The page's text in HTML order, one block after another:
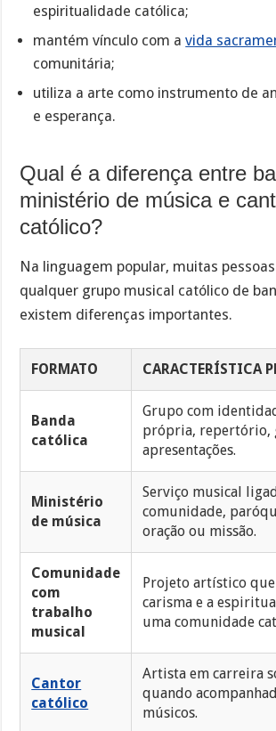
espiritualidade católica;
mantém vínculo com avida
comunitária;
utiliza a arte como instrumento de
e esperança.
Qual é a diferença entre
ministério de música e
católico?
Na linguagem popular, muitas
qualquer grupo musical católico de
existem diferenças importantes.
FORMATO CARACTERÍSTICA
Banda
católica
Grupo com
própria, repertório,
apresentações.
Ministério
de música
Serviço musical
comunidade,
oração ou missão.
Comunidade
com
trabalho
musical
Projeto artístico que
carisma e a
uma comunidade
Cantor
católico
Artista em carreira
quando
músicos.